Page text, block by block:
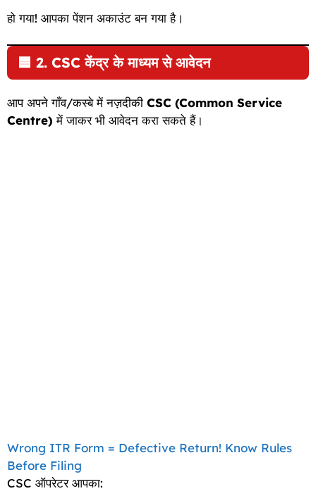
हो गया! आपका पेंशन अकाउंट बन गया है।
🟦 2. CSC केंद्र के माध्यम से आवेदन
आप अपने गाँव/कस्बे में नज़दीकी CSC (Common Service
Centre) में जाकर भी आवेदन करा सकते हैं।
Wrong ITR Form = Defective Return! Know Rules
Before Filing
CSC ऑपरेटर आपका: